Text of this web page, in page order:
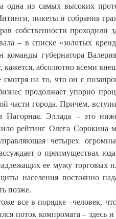
из самых высоких
пикеты и собрания
собственности проходили
– в списке «золотых
губернатора
кажется, абсолютно всеми
на то, что он с
продолжает упорно
части города. Причем,
Эллада – это
рейтинг Олега
четырех
о преимуществах
ее мужу торговых
населения постоянно
позже.
все в порядке –человек,
поток компромата –